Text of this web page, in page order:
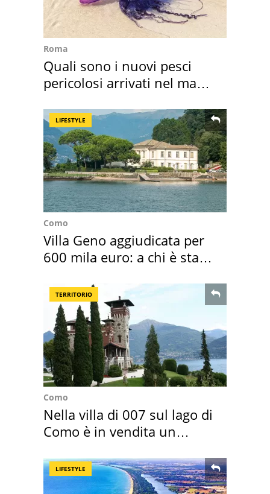
Roma
Quali sono i nuovi pesci
pericolosi arrivati nel mar
LIFESTYLE
Como
Villa Geno aggiudicata per
600 mila euro: a chi è stata
TERRITORIO
Como
Nella villa di 007 sul lago di
Como è in vendita un
LIFESTYLE